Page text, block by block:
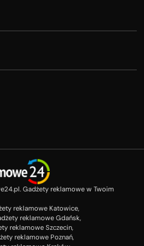
Gadżety reklamowe w Twoim
reklamowe Katowice,
reklamowe Gdańsk,
reklamowe Szczecin,
reklamowe Poznań,